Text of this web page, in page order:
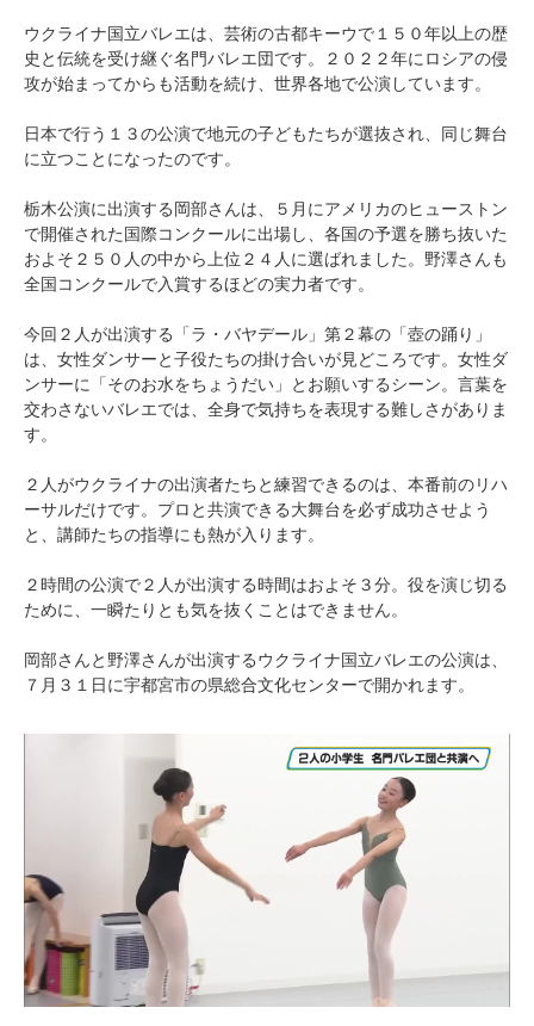
ウクライナ国立バレエは、芸術の古都キーウで１５０年以上の歴
史と伝統を受け継ぐ名門バレエ団です。２０２２年にロシアの侵
攻が始まってからも活動を続け、世界各地で公演しています。
日本で行う１３の公演で地元の子どもたちが選抜され、同じ舞台
に立つことになったのです。
栃木公演に出演する岡部さんは、５月にアメリカのヒューストン
で開催された国際コンクールに出場し、各国の予選を勝ち抜いた
およそ２５０人の中から上位２４人に選ばれました。野澤さんも
全国コンクールで入賞するほどの実力者です。
今回２人が出演する「ラ・バヤデール」第２幕の「壺の踊り」
は、女性ダンサーと子役たちの掛け合いが見どころです。女性ダ
ンサーに「そのお水をちょうだい」とお願いするシーン。言葉を
交わさないバレエでは、全身で気持ちを表現する難しさがありま
す。
２人がウクライナの出演者たちと練習できるのは、本番前のリハ
ーサルだけです。プロと共演できる大舞台を必ず成功させよう
と、講師たちの指導にも熱が入ります。
２時間の公演で２人が出演する時間はおよそ３分。役を演じ切る
ために、一瞬たりとも気を抜くことはできません。
岡部さんと野澤さんが出演するウクライナ国立バレエの公演は、
７月３１日に宇都宮市の県総合文化センターで開かれます。